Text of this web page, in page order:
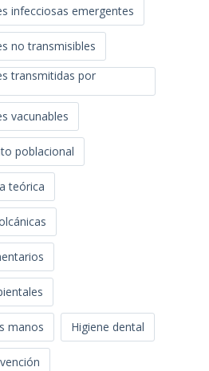
infecciosas emergentes
no transmisibles
transmitidas por
vacunables
poblacional
teórica
manos Higiene dental